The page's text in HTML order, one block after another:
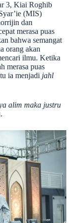
3, Kiai Roghib
(MIS)
dan
merasa puas
bahwa semangat
orang akan
ilmu. Ketika
merasa puas
ia menjadi jahl
alim maka justru